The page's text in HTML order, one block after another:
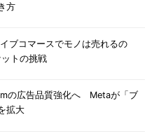
方
ブコマースでモノは売れるの
トの挑戦
の広告品質強化へ Metaが「ブ
拡大